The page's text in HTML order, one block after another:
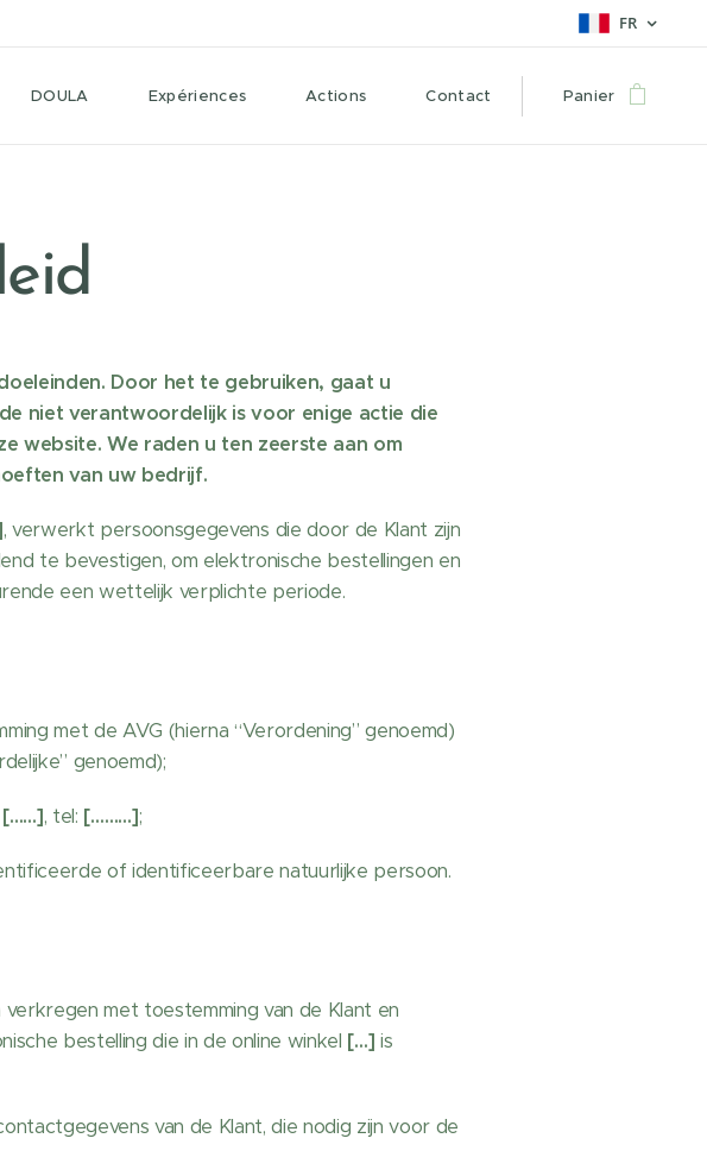
FR
DOULA Expériences Actions Contact Panier
Door het te gebruiken, gaat u
niet verantwoordelijk is voor enige actie die
website. We raden u ten zeerste aan om
van uw bedrijf.
, verwerkt persoonsgegevens die door de Klant zijn
te bevestigen, om elektronische bestellingen en
een wettelijk verplichte periode.
met de AVG (hierna “Verordening” genoemd)
genoemd);
[……], tel: [………];
of identificeerbare natuurlijke persoon.
met toestemming van de Klant en
bestelling die in de online winkel […] is
van de Klant, die nodig zijn voor de